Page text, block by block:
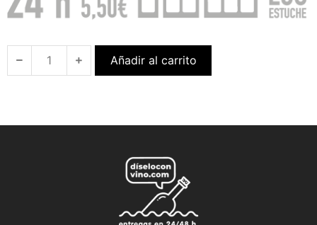
Añadir al carrito